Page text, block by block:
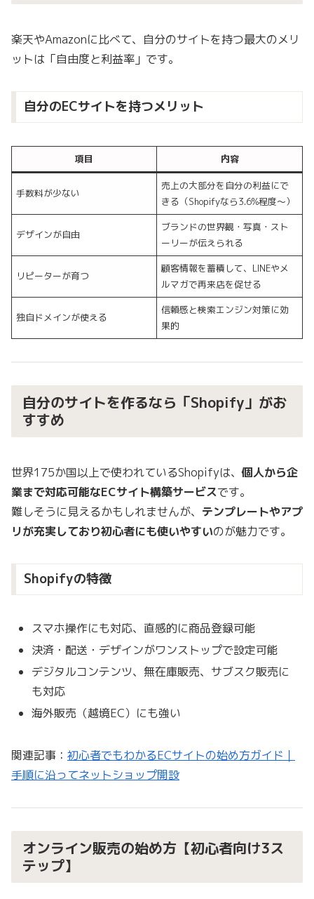
楽天やAmazonに比べて、自分のサイトを持つ最大のメリ
ットは「自由度と利益率」です。
自分のECサイトを持つメリット
項目 内容
手数料が少ない
売上の大部分を自分の利益にで
きる（Shopifyなら3.6%程度〜）
デザインが自由
ブランドの世界観・写真・スト
ーリーが伝えられる
リピーターが育つ
顧客情報を蓄積して、LINEやメ
ルマガで再来店を促せる
独自ドメインが使える
信頼感と検索エンジン対策に効
果的
自分のサイトを作るなら「Shopify」がお
すすめ
世界175か国以上で使われているShopifyは、個人から企
業まで対応可能なECサイト構築サービスです。
難しそうに見えるかもしれませんが、 テンプレートやアプ
リが充実しており初心者にも使いやすいのが魅力です。
Shopifyの特徴
スマホ操作にも対応、直感的に商品登録可能
決済・配送・デザインがワンストップで設定可能
デジタルコンテンツ、無在庫販売、サブスク販売に
も対応
海外販売（越境EC）にも強い
関連記事： 初心者でもわかるECサイトの始め方ガイド｜
手順に沿ってネットショップ開設
オンライン販売の始め方【初心者向け3ス
テップ】